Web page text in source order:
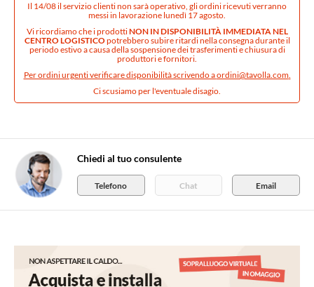
Il 14/08 il servizio clienti non sarà operativo, gli ordini ricevuti verranno
messi in lavorazione lunedì 17 agosto.
Vi ricordiamo che i prodottiNON IN DISPONIBILITÀ IMMEDIATA NEL
CENTRO LOGISTICOpotrebbero subire ritardi nella consegna durante il
periodo estivo a causa della sospensione dei trasferimenti e chiusura di
produttori e fornitori.
Per ordini urgenti verificare disponibilità scrivendo aordini@tavolla.com.
Ci scusiamo per l'eventuale disagio.
Chiedi al tuo consulente
Telefono Chat Email